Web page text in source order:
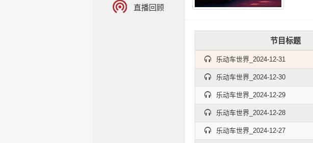
直播回顾
节目标题
乐动车世界_2024-12-31
乐动车世界_2024-12-30
乐动车世界_2024-12-29
乐动车世界_2024-12-28
乐动车世界_2024-12-27